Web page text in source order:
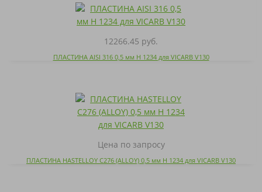
12266.45 руб.
ПЛАСТИНА AISI 316 0,5 мм H 1234 для VICARB V130
Цена по запросу
ПЛАСТИНА HASTELLOY C276 (ALLOY) 0,5 мм H 1234 для VICARB V130